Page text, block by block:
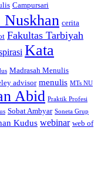
Campursari
Nuskhan cerita
Fakultas Tarbiyah
Kata
Madrasah Menulis
advisor menulis MTs NU
Abid Praktik Profesi
Sobat Ambyar Soneta Grup
Kudus webinar web of